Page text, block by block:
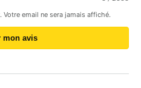
Votre email ne sera jamais affiché.
mon avis